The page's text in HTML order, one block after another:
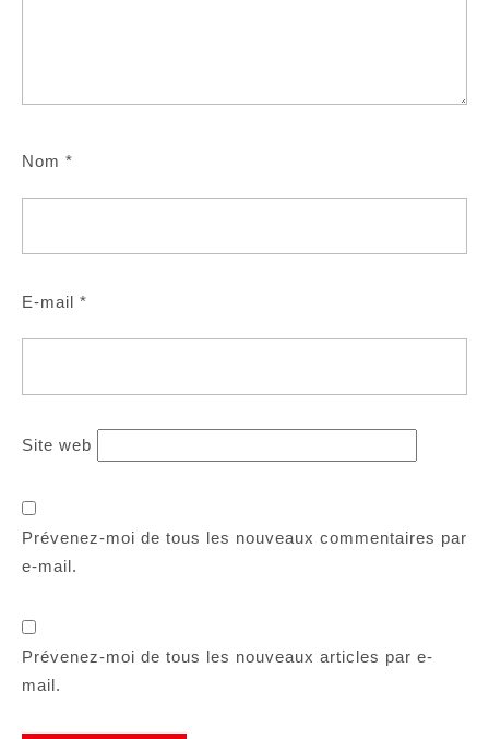
Nom *
E-mail *
Site web
Prévenez-moi de tous les nouveaux commentaires par
e-mail.
Prévenez-moi de tous les nouveaux articles par e-
mail.